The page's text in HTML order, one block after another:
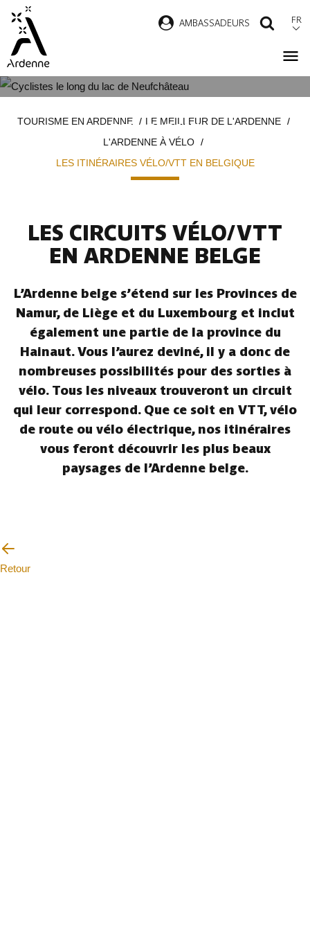
contenu
principal
AMBASSADEURS FR
BELGIQUE
d'ArianeTOURISME EN ARDENNE
LE MEILLEUR DE L'ARDENNE
L'ARDENNE À VÉLO
LES ITINÉRAIRES VÉLO/VTT EN BELGIQUE
LES CIRCUITS VÉLO/VTT
EN ARDENNE BELGE
L’Ardenne belge s’étend sur les Provinces de
Namur, de Liège et du Luxembourg et inclut
également une partie de la province du
Hainaut. Vous l’aurez deviné, il y a donc de
nombreuses possibilités pour des sorties à
vélo. Tous les niveaux trouveront un circuit
qui leur correspond. Que ce soit en VTT, vélo
de route ou vélo électrique, nos itinéraires
vous feront découvrir les plus beaux
paysages de l’Ardenne belge.
Retour